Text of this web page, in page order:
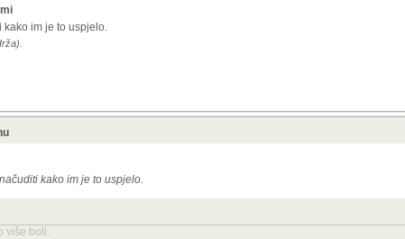
kako im je to uspjelo.
kako im je to uspjelo.
više boli.